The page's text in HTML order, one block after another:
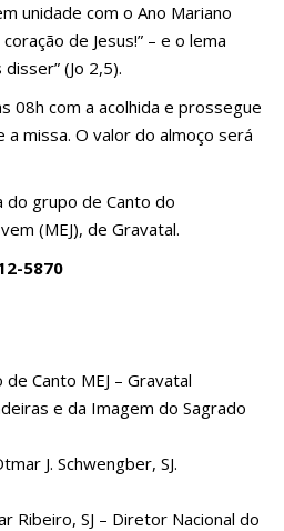
unidade com o Ano Mariano
de Jesus!” – e o lema
(Jo 2,5).
08h com a acolhida e prossegue
a missa. O valor do almoço será
do grupo de Canto do
(MEJ), de Gravatal.
5870
Canto MEJ – Gravatal
e da Imagem do Sagrado
J. Schwengber, SJ.
Ribeiro, SJ – Diretor Nacional do